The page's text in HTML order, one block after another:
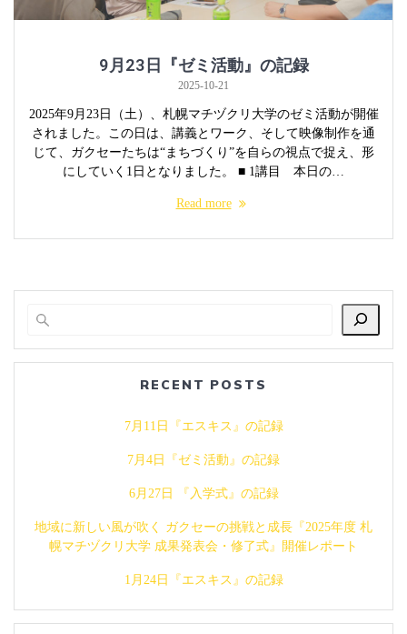
9月23日『ゼミ活動』の記録
2025-10-21
2025年9月23日（土）、札幌マチヅクリ大学のゼミ活動が開催
されました。この日は、講義とワーク、そして映像制作を通
じて、ガクセーたちは“まちづくり”を自らの視点で捉え、形
にしていく1日となりました。 ■ 1講目 本日の…
Read more
RECENT POSTS
7月11日『エスキス』の記録
7月4日『ゼミ活動』の記録
6月27日 『入学式』の記録
地域に新しい風が吹く ガクセーの挑戦と成長『2025年度 札
幌マチヅクリ大学 成果発表会・修了式』開催レポート
1月24日『エスキス』の記録